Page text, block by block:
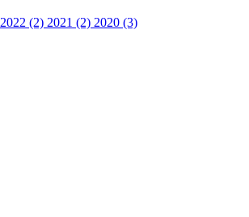
2022 (2) 2021 (2) 2020 (3)